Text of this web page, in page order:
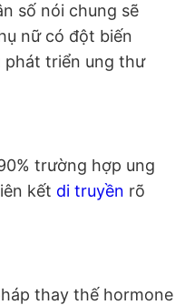
số nói chung sẽ
nữ có đột biến
phát triển ung thư
trường hợp ung
kết di truyền rõ
thay thế hormone